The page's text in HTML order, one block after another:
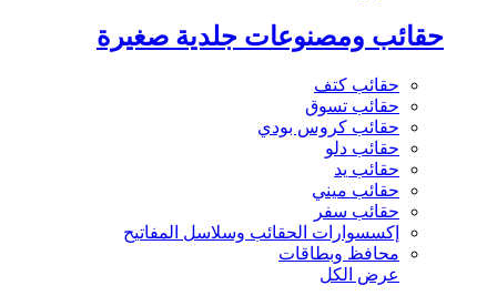
حقائب ومصنوعات جلدية صغيرة
حقائب كتف
حقائب تسوق
حقائب كروس بودي
حقائب دلو
حقائب يد
حقائب ميني
حقائب سفر
إكسسوارات الحقائب وسلاسل المفاتيح
محافظ وبطاقات
عرض الكل